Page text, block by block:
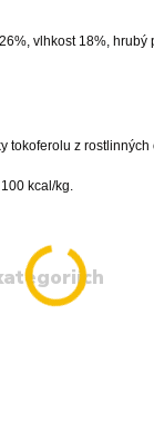
vlhkost 18%, hrubý
tokoferolu z rostlinných
kcal/kg.